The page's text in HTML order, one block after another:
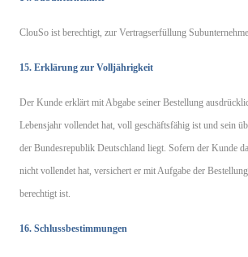
ClouSo ist berechtigt, zur Vertragserfüllung
15. Erklärung zur Volljährigkeit
Der Kunde erklärt mit Abgabe seiner Bestellung
Lebensjahr vollendet hat, voll geschäftsfähig ist und sein
der Bundesrepublik Deutschland liegt. Sofern der Kunde
nicht vollendet hat, versichert er mit Aufgabe der
berechtigt ist.
16. Schlussbestimmungen